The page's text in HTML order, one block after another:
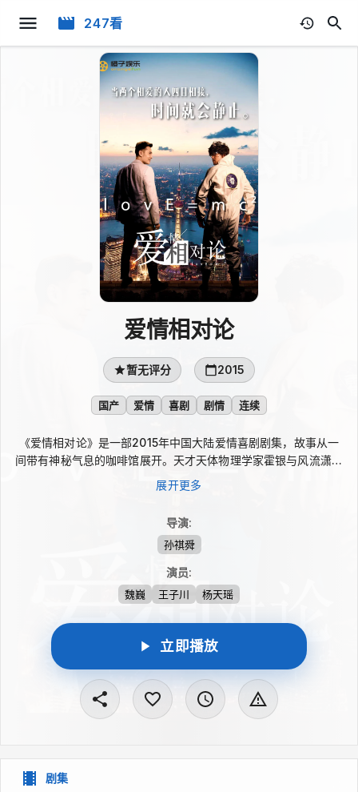
247看
爱情相对论
暂无评分 2015
国产 爱情 喜剧 剧情 连续
《爱情相对论》是一部2015年中国大陆爱情喜剧剧集，故事从一
间带有神秘气息的咖啡馆展开。天才天体物理学家霍银与风流潇洒
的大学同学辣妹多，在这里面对不同都市男女的情感困境，进行一
场场别开生面的爱情诊断。剧中将科学思维与恋爱烦恼结合，呈现
展开更多
导演:
孙祺舜
演员:
魏巍 王子川 杨天瑶
立即播放
剧集